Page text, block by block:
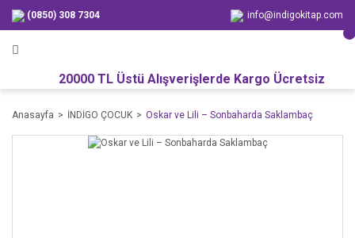
(0850) 308 7304 info@indigokitap.com
20000 TL Üstü Alışverişlerde Kargo Ücretsiz
Anasayfa İNDİGO ÇOCUK Oskar ve Lili – Sonbaharda Saklambaç